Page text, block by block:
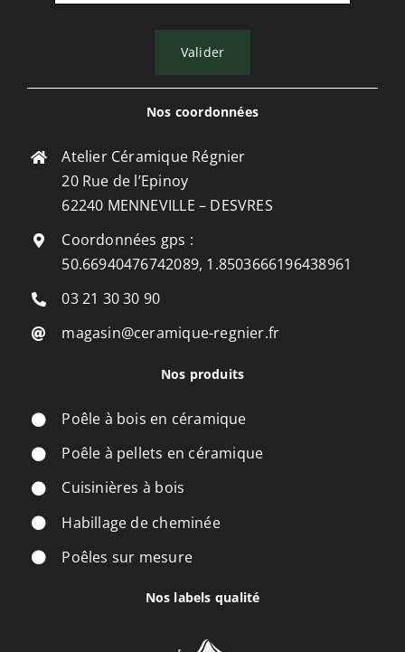
Valider
Nos coordonnées
Atelier Céramique Régnier
20 Rue de l’Epinoy
62240 MENNEVILLE – DESVRES
Coordonnées gps :
50.66940476742089, 1.8503666196438961
03 21 30 30 90
magasin@ceramique-regnier.fr
Nos produits
Poêle à bois en céramique
Poêle à pellets en céramique
Cuisinières à bois
Habillage de cheminée
Poêles sur mesure
Nos labels qualité